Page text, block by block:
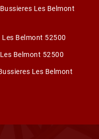
Les Belmont
Belmont 52500
Belmont 52500
Les Belmont